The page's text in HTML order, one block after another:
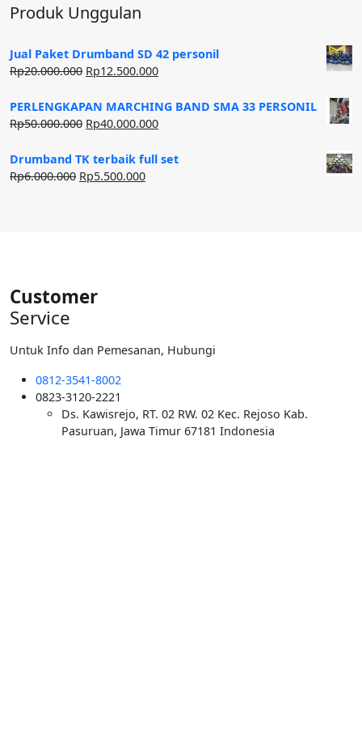
Produk Unggulan
Jual Paket Drumband SD 42 personil
Rp20.000.000 Harga
adalah:
Rp20.000.000.
Rp12.500.000Harga
ini
adalah:
PERLENGKAPAN MARCHING BAND SMA 33 PERSONIL
Rp50.000.000 Harga
adalah:
Rp50.000.000.
Rp40.000.000Harga
ini
Drumband TK terbaik full set
Rp6.000.000 Harga
Rp5.500.000Harga
Customer
Service
Untuk Info dan Pemesanan, Hubungi
0812-3541-8002
0823-3120-2221
Ds. Kawisrejo, RT. 02 RW. 02 Kec. Rejoso Kab.
Pasuruan, Jawa Timur 67181 Indonesia